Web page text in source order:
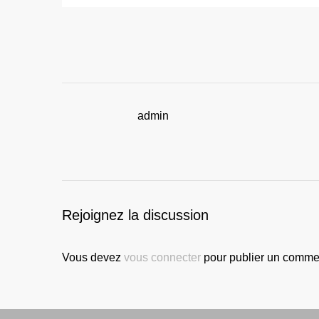
admin
Rejoignez la discussion
Vous devez vous connecter pour publier un